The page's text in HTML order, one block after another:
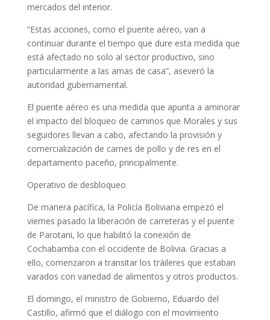
mercados del interior.
“Estas acciones, como el puente aéreo, van a
continuar durante el tiempo que dure esta medida que
está afectado no solo al sector productivo, sino
particularmente a las amas de casa”, aseveró la
autoridad gubernamental.
El puente aéreo es una medida que apunta a aminorar
el impacto del bloqueo de caminos que Morales y sus
seguidores llevan a cabo, afectando la provisión y
comercialización de carnes de pollo y de res en el
departamento paceño, principalmente.
Operativo de desbloqueo
De manera pacífica, la Policía Boliviana empezó el
viernes pasado la liberación de carreteras y el puente
de Parotani, lo que habilitó la conexión de
Cochabamba con el occidente de Bolivia. Gracias a
ello, comenzaron a transitar los tráileres que estaban
varados con variedad de alimentos y otros productos.
El domingo, el ministro de Gobierno, Eduardo del
Castillo, afirmó que el diálogo con el movimiento